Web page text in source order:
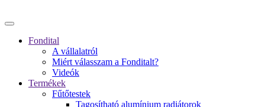
Fondital
A vállalatról
Miért válasszam a Fonditalt?
Videók
Termékek
Fűtőtestek
Tagosítható alumínium radiátorok